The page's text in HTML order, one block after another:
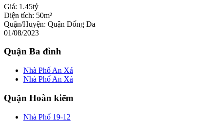
Giá: 1.45tỷ
Diện tích: 50m²
Quận/Huyện: Quận Đống Đa
01/08/2023
Quận Ba đình
Nhà Phố An Xá
Nhà Phố An Xá
Quận Hoàn kiếm
Nhà Phố 19-12